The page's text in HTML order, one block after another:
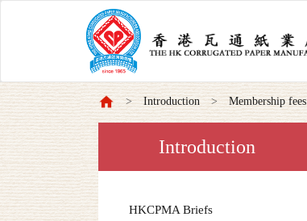
Introduction Membership fees
Introduction
HKCPMA Briefs